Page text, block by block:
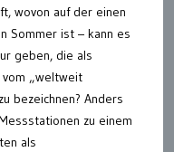
wovon auf der einen
Sommer ist – kann es
geben, die als
vom „weltweit
bezeichnen? Anders
zu einem
als